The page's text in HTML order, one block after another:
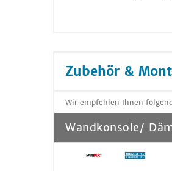
Zubehör &
Wir empfehlen Ihnen
Wandkonsole/